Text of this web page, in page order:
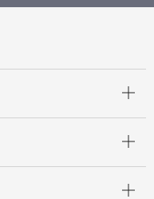
資系企業の数